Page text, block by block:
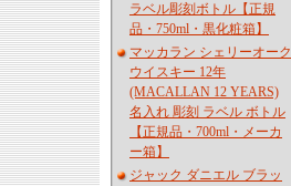
ラベル彫刻ボトル【正規
品・750ml・黒化粧箱】
マッカラン シェリーオーク
ウイスキー 12年
(MACALLAN 12 YEARS)
名入れ 彫刻 ラベル ボトル
【正規品・700ml・メーカ
ー箱】
ジャック ダニエル ブラッ